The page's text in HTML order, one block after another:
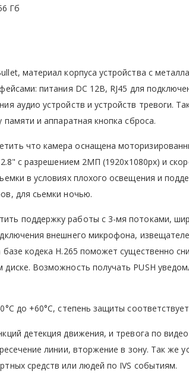
Гб
материал корпуса устройства с
питания DC 12В, RJ45 для
аудио устройств и устройств тревоги.
и аппаратная кнопка сброса.
что камера оснащена
с разрешением 2МП (1920х1080px) и
в условиях плохого освещения и
для сьемки ночью.
поддержку работы с 3-мя потоками,
внешнего микрофона,
кодека Н.265 поможет существенно
Возможность получать PUSH
до +60°C, степень защиты
детекция движения, и тревога по
линии, вторжение в зону. Так же
средств или людей по IVS событиям.